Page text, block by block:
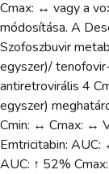
Cmax: ↔ vagy a
módosítása. A
Szofoszbuvir
egyszer)/
antiretrovirális 4
egyszer)
Cmin: ↔ Cmax: ↔
Emtricitabin:
AUC: ↑ 52%